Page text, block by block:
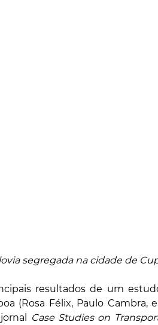
segregada na cidade de
resultados de um
(Rosa Félix, Paulo
Case Studies on